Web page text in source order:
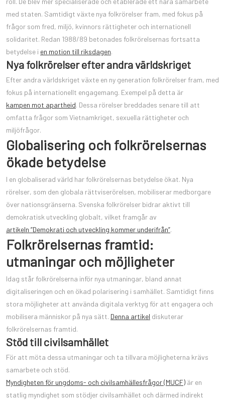
med staten. Samtidigt växte nya folkrörelser fram, med fokus på
frågor som fred, miljö, kvinnors rättigheter och internationell
solidaritet. Redan 1988/89 betonades folkrörelsernas fortsatta
betydelse i en motion till riksdagen.
Nya folkrörelser efter andra världskriget
Efter andra världskriget växte en ny generation folkrörelser fram, med
fokus på internationellt engagemang. Exempel på detta är
kampen mot apartheid. Dessa rörelser breddades senare till att
omfatta frågor som Vietnamkriget, sexuella rättigheter och
miljöfrågor.
Globalisering och folkrörelsernas
ökade betydelse
I en globaliserad värld har folkrörelsernas betydelse ökat. Nya
rörelser, som den globala rättviserörelsen, mobiliserar medborgare
över nationsgränserna. Svenska folkrörelser bidrar aktivt till
demokratisk utveckling globalt, vilket framgår av
artikeln ”Demokrati och utveckling kommer underifrån”.
Folkrörelsernas framtid:
utmaningar och möjligheter
Idag står folkrörelserna inför nya utmaningar, bland annat
digitaliseringen och en ökad polarisering i samhället. Samtidigt finns
stora möjligheter att använda digitala verktyg för att engagera och
mobilisera människor på nya sätt. Denna artikel diskuterar
folkrörelsernas framtid.
Stöd till civilsamhället
För att möta dessa utmaningar och ta tillvara möjligheterna krävs
samarbete och stöd.
Myndigheten för ungdoms- och civilsamhällesfrågor (MUCF) är en
statlig myndighet som stödjer civilsamhället och därmed indirekt